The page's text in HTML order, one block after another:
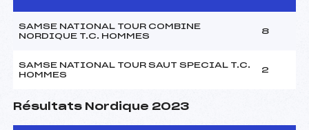
SAMSE NATIONAL TOUR COMBINE
NORDIQUE T.C. HOMMES
8
SAMSE NATIONAL TOUR SAUT SPECIAL T.C.
HOMMES
2
Résultats Nordique 2023